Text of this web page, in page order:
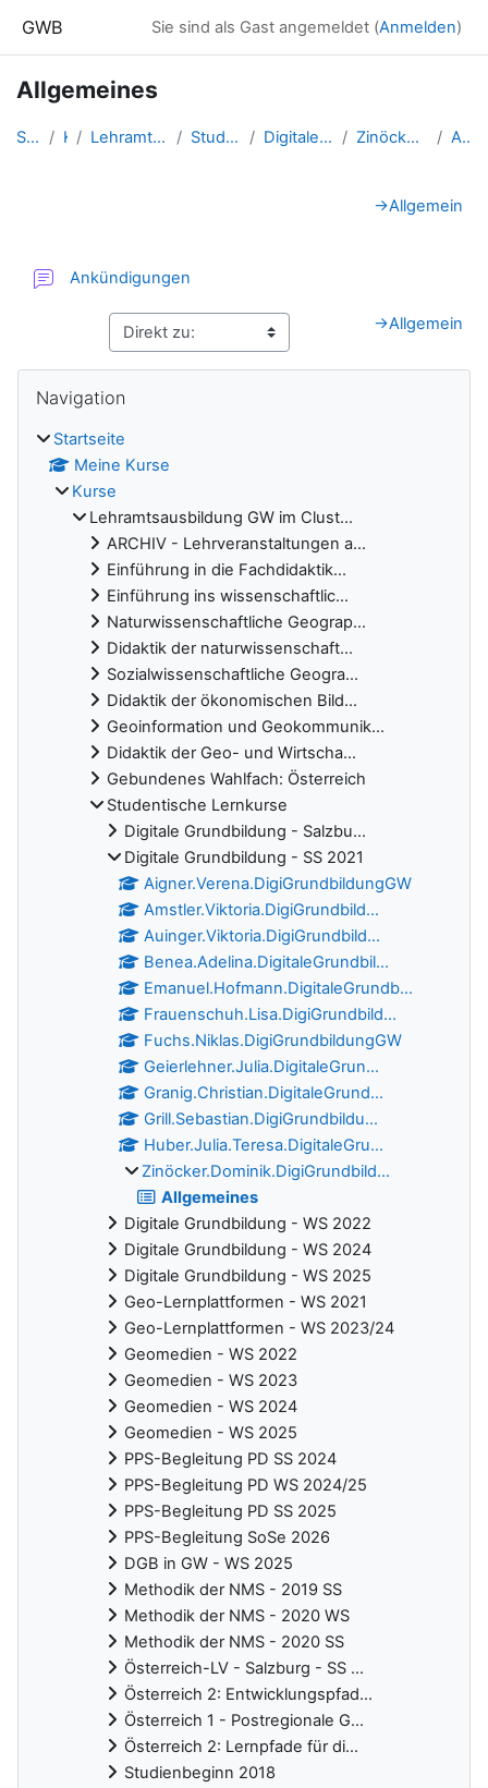
GWB Sie sind als Gast angemeldet (Anmelden)
Allgemeines
Startseite Kurse Lehramtsausbildung GW im Clust... Studentische Lernkurse Digitale Grundbildung - SS 2021 Zinöcker.Dominik.DigiGrundbild... Allgemeines
→Allgemein
Ankündigungen
→Allgemein
Navigation
Startseite
Meine Kurse
Kurse
Lehramtsausbildung GW im Clust...
ARCHIV - Lehrveranstaltungen a...
Einführung in die Fachdidaktik...
Einführung ins wissenschaftlic...
Naturwissenschaftliche Geograp...
Didaktik der naturwissenschaft...
Sozialwissenschaftliche Geogra...
Didaktik der ökonomischen Bild...
Geoinformation und Geokommunik...
Didaktik der Geo- und Wirtscha...
Gebundenes Wahlfach: Österreich
Studentische Lernkurse
Digitale Grundbildung - Salzbu...
Digitale Grundbildung - SS 2021
Aigner.Verena.DigiGrundbildungGW
Amstler.Viktoria.DigiGrundbild...
Auinger.Viktoria.DigiGrundbild...
Benea.Adelina.DigitaleGrundbil...
Emanuel.Hofmann.DigitaleGrundb...
Frauenschuh.Lisa.DigiGrundbild...
Fuchs.Niklas.DigiGrundbildungGW
Geierlehner.Julia.DigitaleGrun...
Granig.Christian.DigitaleGrund...
Grill.Sebastian.DigiGrundbildu...
Huber.Julia.Teresa.DigitaleGru...
Zinöcker.Dominik.DigiGrundbild...
Allgemeines
Digitale Grundbildung - WS 2022
Digitale Grundbildung - WS 2024
Digitale Grundbildung - WS 2025
Geo-Lernplattformen - WS 2021
Geo-Lernplattformen - WS 2023/24
Geomedien - WS 2022
Geomedien - WS 2023
Geomedien - WS 2024
Geomedien - WS 2025
PPS-Begleitung PD SS 2024
PPS-Begleitung PD WS 2024/25
PPS-Begleitung PD SS 2025
PPS-Begleitung SoSe 2026
DGB in GW - WS 2025
Methodik der NMS - 2019 SS
Methodik der NMS - 2020 WS
Methodik der NMS - 2020 SS
Österreich-LV - Salzburg - SS ...
Österreich 2: Entwicklungspfad...
Österreich 1 - Postregionale G...
Österreich 2: Lernpfade für di...
Studienbeginn 2018